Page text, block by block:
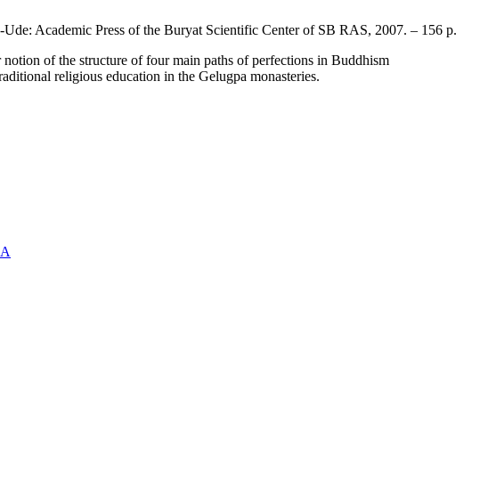
Academic Press of the Buryat Scientific Center of SB RAS, 2007. – 156 p.
of the structure of four main paths of perfections in Buddhism
religious education in the Gelugpa monasteries.